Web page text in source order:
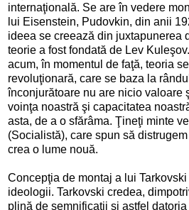
internaţională. Se are în vedere
lui Eisenstein, Pudovkin, din anii
ideea se creează din juxtapunerea
teorie a fost fondată de Lev
acum, în momentul de faţă, teoria
revoluţionară, care se baza la
înconjurătoare nu are nicio valoare
voinţa noastră şi capacitatea
asta, de a o sfărâma. Ţineţi minte
(Socialistă), care spun să
crea o lume nouă.
Concepţia de montaj a lui
ideologii. Tarkovski credea,
plină de semnificaţii şi astfel datoria